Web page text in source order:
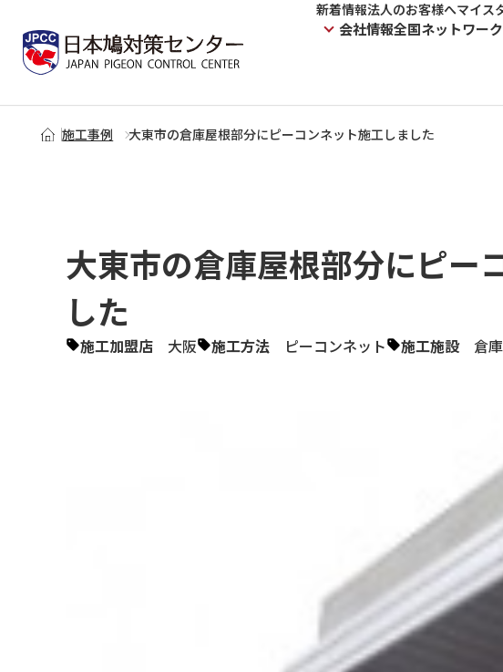
新着情報法人のお客様へマイス
会社情報全国ネットワー
施工事例 大東市の倉庫屋根部分にピーコンネット施工しました
大東市の倉庫屋根部分にピー
した
施工加盟店 大阪 施工方法 ピーコンネット 施工施設 倉庫